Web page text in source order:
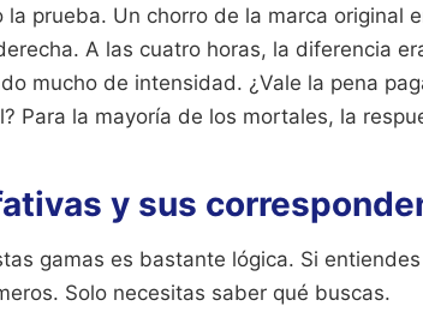
la prueba. Un chorro de la marca original
A las cuatro horas, la diferencia
mucho de intensidad. ¿Vale la pena
Para la mayoría de los mortales, la
y sus
gamas es bastante lógica. Si
Solo necesitas saber qué buscas.